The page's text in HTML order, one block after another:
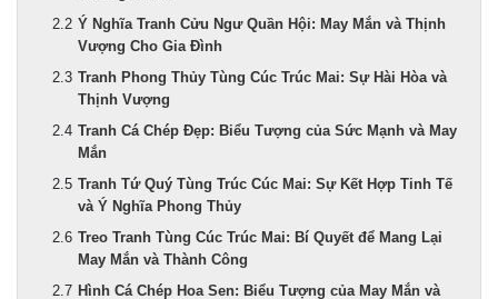
Ý Nghĩa Tranh Cửu Ngư Quần Hội: May Mắn và Thịnh
Vượng Cho Gia Đình
Tranh Phong Thủy Tùng Cúc Trúc Mai: Sự Hài Hòa và
Thịnh Vượng
Tranh Cá Chép Đẹp: Biểu Tượng của Sức Mạnh và May
Mắn
Tranh Tứ Quý Tùng Trúc Cúc Mai: Sự Kết Hợp Tinh Tế
và Ý Nghĩa Phong Thủy
Treo Tranh Tùng Cúc Trúc Mai: Bí Quyết để Mang Lại
May Mắn và Thành Công
Hình Cá Chép Hoa Sen: Biểu Tượng của May Mắn và